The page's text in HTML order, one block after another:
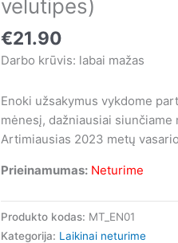
velutipes)
€21.90
Darbo krūvis: labai mažas
Enoki užsakymus vykdome
mėnesį, dažniausiai siunčiame
Artimiausias 2023 metų
Prieinamumas: Neturime
Produkto kodas: MT_EN01
Kategorija: Laikinai neturime